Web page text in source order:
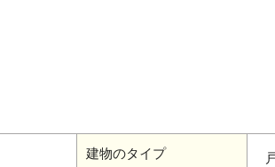
建物のタイプ